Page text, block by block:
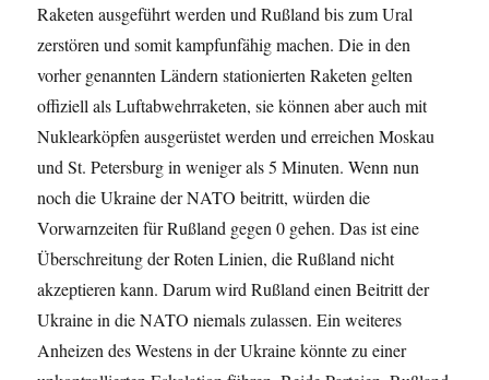
Raketen ausgeführt werden und Rußland bis zum Ural
zerstören und somit kampfunfähig machen. Die in den
vorher genannten Ländern stationierten Raketen gelten
offiziell als Luftabwehrraketen, sie können aber auch mit
Nuklearköpfen ausgerüstet werden und erreichen Moskau
und St. Petersburg in weniger als 5 Minuten. Wenn nun
noch die Ukraine der NATO beitritt, würden die
Vorwarnzeiten für Rußland gegen 0 gehen. Das ist eine
Überschreitung der Roten Linien, die Rußland nicht
akzeptieren kann. Darum wird Rußland einen Beitritt der
Ukraine in die NATO niemals zulassen. Ein weiteres
Anheizen des Westens in der Ukraine könnte zu einer